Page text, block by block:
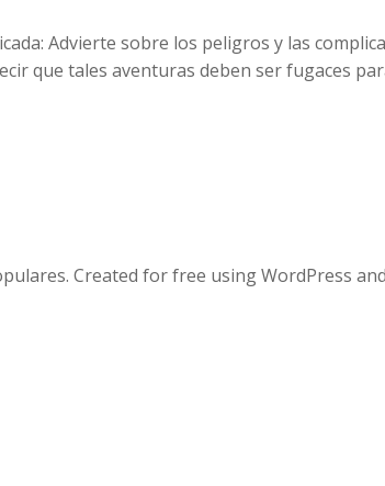
Advierte sobre los peligros y las
que tales aventuras deben ser fugaces
Created for free using WordPress and